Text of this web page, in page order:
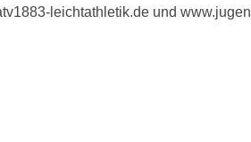
leichtathletik.de und